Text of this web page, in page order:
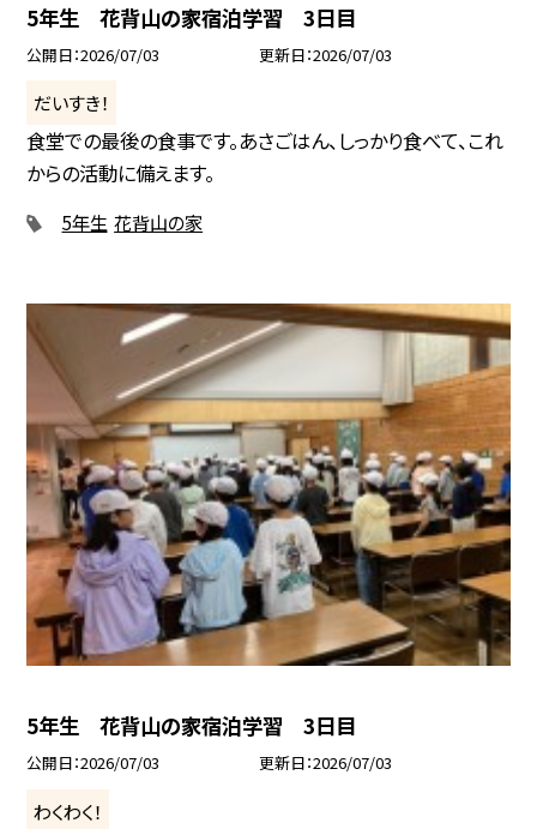
5年生 花背山の家宿泊学習 3日目
公開日 2026/07/03 更新日 2026/07/03
だいすき！
食堂での最後の食事です。あさごはん、しっかり食べて、これ
からの活動に備えます。
5年生 花背山の家
5年生 花背山の家宿泊学習 3日目
公開日 2026/07/03 更新日 2026/07/03
わくわく！